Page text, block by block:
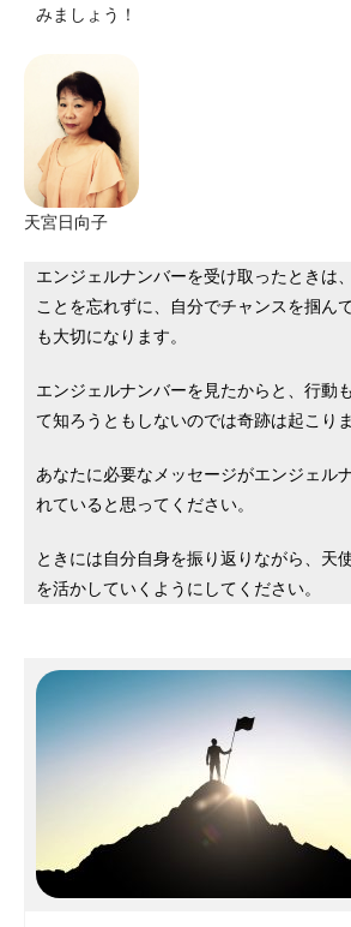
みましょう！
天宮日向子
エンジェルナンバーを受け取ったときは
ことを忘れずに、自分でチャンスを掴ん
も大切になります。
エンジェルナンバーを見たからと、行動
て知ろうともしないのでは奇跡は起こりま
あなたに必要なメッセージがエンジェル
れていると思ってください。
ときには自分自身を振り返りながら、天
を活かしていくようにしてください。